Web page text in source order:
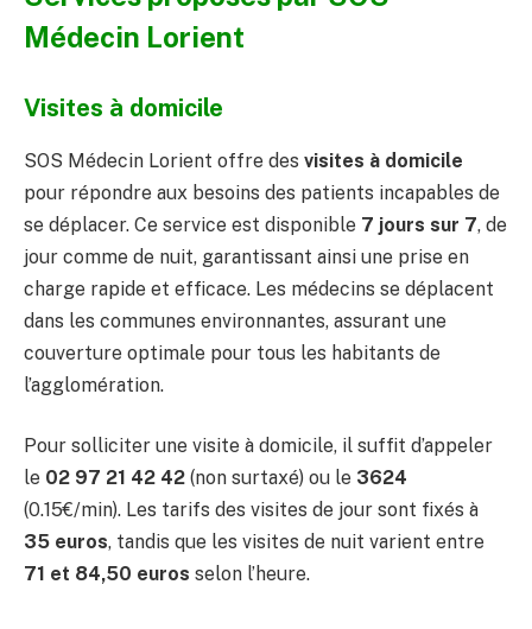
Médecin Lorient
Visites à domicile
SOS Médecin Lorient offre des visites à domicile
pour répondre aux besoins des patients incapables de
se déplacer. Ce service est disponible 7 jours sur 7, de
jour comme de nuit, garantissant ainsi une prise en
charge rapide et efficace. Les médecins se déplacent
dans les communes environnantes, assurant une
couverture optimale pour tous les habitants de
l’agglomération.
Pour solliciter une visite à domicile, il suffit d’appeler
le 02 97 21 42 42 (non surtaxé) ou le 3624
(0.15€/min). Les tarifs des visites de jour sont fixés à
35 euros, tandis que les visites de nuit varient entre
71 et 84,50 euros selon l’heure.